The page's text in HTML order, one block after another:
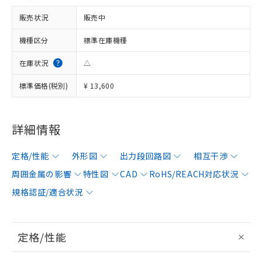
販売状況 販売中
機種区分 標準在庫機種
在庫状況 △
標準価格(税別) ¥ 13,600
詳細情報
定格/性能 外形図 出力段回路図
相互干渉
周囲金属の影響
特性図 CAD
RoHS/REACH対応状況
規格認証/適合状況
定格/性能